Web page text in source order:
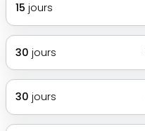
15 jours
30 jours
30 jours